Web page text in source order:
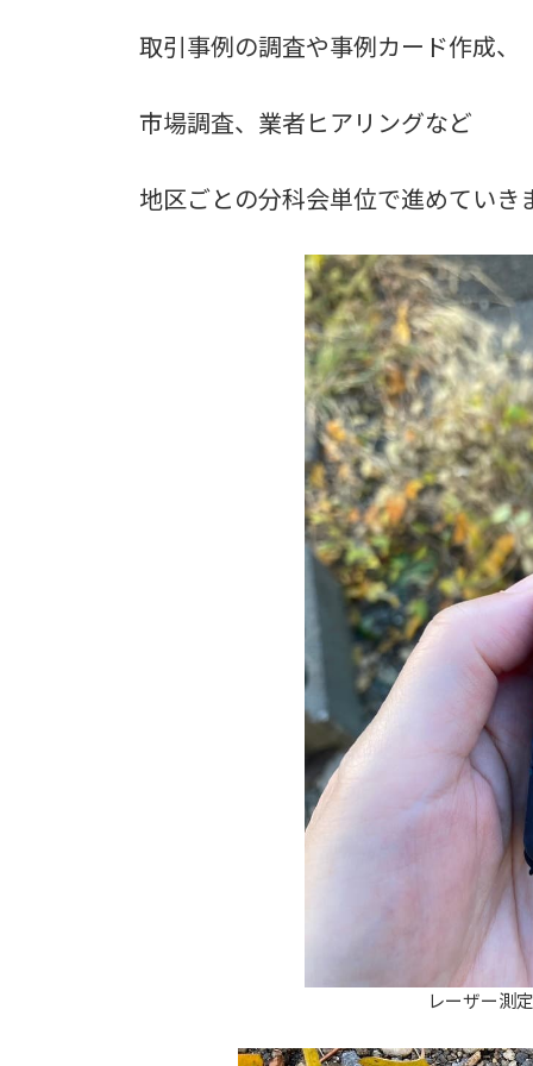
取引事例の調査や事例カード作成、
市場調査、業者ヒアリングなど
地区ごとの分科会単位で進めていき
レーザー測